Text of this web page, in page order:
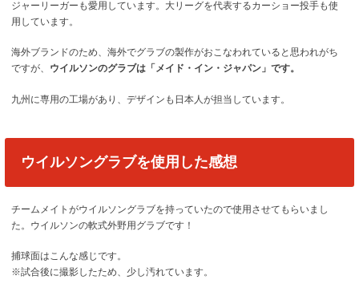
ジャーリーガーも愛用しています。大リーグを代表するカーショー投手も使
用しています。
海外ブランドのため、海外でグラブの製作がおこなわれていると思われがち
ですが、 ウイルソンのグラブは「メイド・イン・ジャパン」です。
九州に専用の工場があり、デザインも日本人が担当しています。
ウイルソングラブを使用した感想
チームメイトがウイルソングラブを持っていたので使用させてもらいまし
た。ウイルソンの軟式外野用グラブです！
捕球面はこんな感じです。
※試合後に撮影したため、少し汚れています。